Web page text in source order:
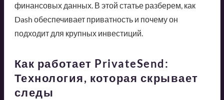
финансовых данных. В этой статье разберем, как
Dash обеспечивает приватность и почему он
подходит для крупных инвестиций.
Как работает PrivateSend:
Технология, которая скрывает
следы